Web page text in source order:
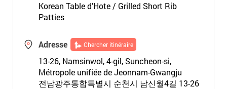
Korean Table d'Hote / Grilled Short Rib
Patties
Adresse Chercher itinéraire
13-26, Namsinwol, 4-gil, Suncheon-si,
Métropole unifiée de Jeonnam-Gwangju
전남광주통합특별시 순천시 남신월4길 13-26